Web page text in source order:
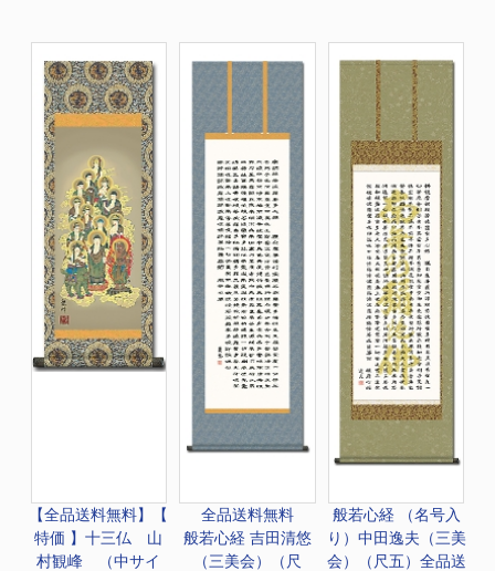
【全品送料無料】
【
特価 】十三仏 山
村観峰 （中サイ
全品送料無料
般若心経 吉田清悠
（三美会）（尺
般若心経 （名号入
り）中田逸夫（三美
会）（尺五）全品送